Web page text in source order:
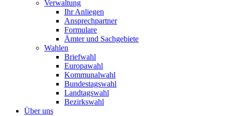
Verwaltung
Ihr Anliegen
Ansprechpartner
Formulare
Ämter und Sachgebiete
Wahlen
Briefwahl
Europawahl
Kommunalwahl
Bundestagswahl
Landtagswahl
Bezirkswahl
Über uns